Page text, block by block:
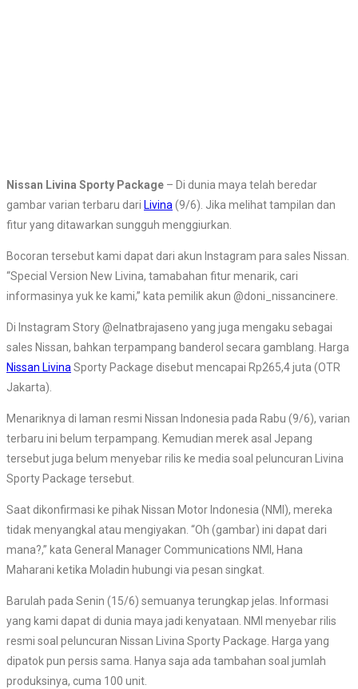
Nissan Livina Sporty Package – Di dunia maya telah beredar
gambar varian terbaru dari Livina(9/6). Jika melihat tampilan dan
fitur yang ditawarkan sungguh menggiurkan.
Bocoran tersebut kami dapat dari akun Instagram para sales Nissan.
“Special Version New Livina, tamabahan fitur menarik, cari
informasinya yuk ke kami,” kata pemilik akun @doni_nissancinere.
Di Instagram Story @elnatbrajaseno yang juga mengaku sebagai
sales Nissan, bahkan terpampang banderol secara gamblang. Harga
Nissan LivinaSporty Package disebut mencapai Rp265,4 juta (OTR
Jakarta).
Menariknya di laman resmi Nissan Indonesia pada Rabu (9/6), varian
terbaru ini belum terpampang. Kemudian merek asal Jepang
tersebut juga belum menyebar rilis ke media soal peluncuran Livina
Sporty Package tersebut.
Saat dikonfirmasi ke pihak Nissan Motor Indonesia (NMI), mereka
tidak menyangkal atau mengiyakan. “Oh (gambar) ini dapat dari
mana?,” kata General Manager Communications NMI, Hana
Maharani ketika Moladin hubungi via pesan singkat.
Barulah pada Senin (15/6) semuanya terungkap jelas. Informasi
yang kami dapat di dunia maya jadi kenyataan. NMI menyebar rilis
resmi soal peluncuran Nissan Livina Sporty Package. Harga yang
dipatok pun persis sama. Hanya saja ada tambahan soal jumlah
produksinya, cuma 100 unit.